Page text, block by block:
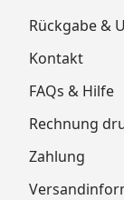
Rückgabe &
Kontakt
FAQs & Hilfe
Rechnung
Zahlung